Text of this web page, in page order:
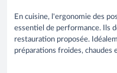
En cuisine, l'ergonomie des
essentiel de performance. Ils
restauration proposée.
préparations froides, chaudes